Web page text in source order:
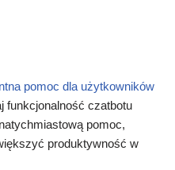
pomoc dla użytkowników
funkcjonalność czatbotu
pomoc,
produktywność w